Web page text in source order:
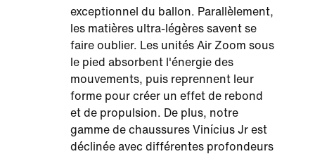
exceptionnel du ballon. Parallèlement,
les matières ultra-légères savent se
faire oublier. Les unités Air Zoom sous
le pied absorbent l'énergie des
mouvements, puis reprennent leur
forme pour créer un effet de rebond
et de propulsion. De plus, notre
gamme de chaussures Vinícius Jr est
déclinée avec différentes profondeurs